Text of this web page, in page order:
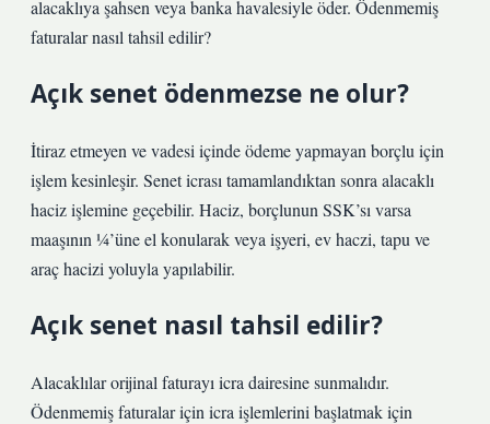
alacaklıya şahsen veya banka havalesiyle öder. Ödenmemiş
faturalar nasıl tahsil edilir?
Açık senet ödenmezse ne olur?
İtiraz etmeyen ve vadesi içinde ödeme yapmayan borçlu için
işlem kesinleşir. Senet icrası tamamlandıktan sonra alacaklı
haciz işlemine geçebilir. Haciz, borçlunun SSK’sı varsa
maaşının ¼’üne el konularak veya işyeri, ev haczi, tapu ve
araç hacizi yoluyla yapılabilir.
Açık senet nasıl tahsil edilir?
Alacaklılar orijinal faturayı icra dairesine sunmalıdır.
Ödenmemiş faturalar için icra işlemlerini başlatmak için